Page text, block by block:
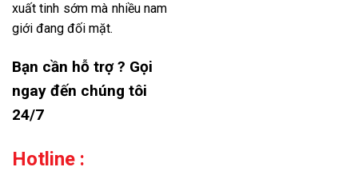
xuất tinh sớm mà nhiều nam
giới đang đối mặt.
Bạn cần hỗ trợ ? Gọi
ngay đến chúng tôi
24/7
Hotline :